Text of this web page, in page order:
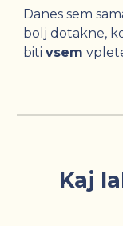
Danes sem
bolj dotakne,
bitivsem
Kaj